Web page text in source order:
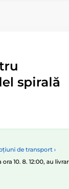
spirală
de transport ›
10. 8. 12:00, au